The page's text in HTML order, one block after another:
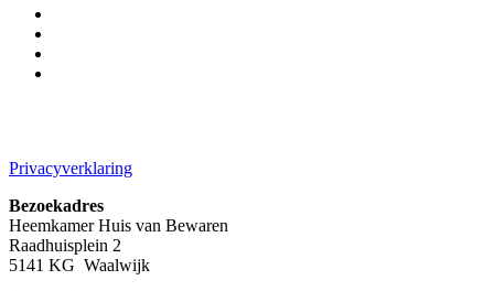
Privacyverklaring
Bezoekadres
Heemkamer Huis van Bewaren
Raadhuisplein 2
5141 KG Waalwijk